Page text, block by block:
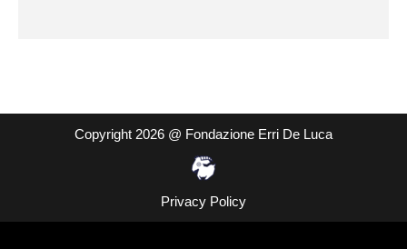
Copyright 2026 @ Fondazione Erri De Luca
Privacy Policy